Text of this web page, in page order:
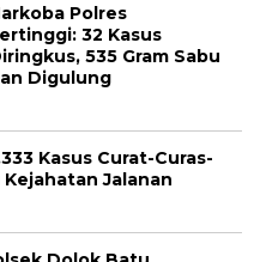
Polres
32 Kasus
535 Gram Sabu
Digulung
Kasus Curat-Curas-
Jalanan